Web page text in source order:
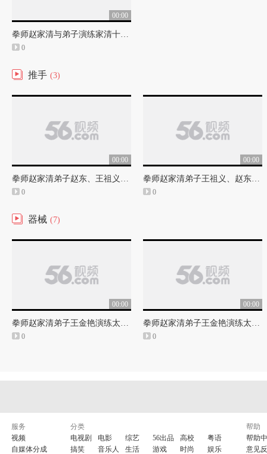
00:00
拳师赵家清与弟子演练家清十八式
0
推手 (3)
00:00
拳师赵家清弟子赵东、王祖义推手（2）
0
00:00
拳师赵家清弟子王祖义、赵东推手（1）
0
器械 (7)
00:00
拳师赵家清弟子王金艳演练太极单刀（正面）
0
00:00
拳师赵家清弟子王金艳演练太极单刀（背面）
0
服务
视频
自媒体分成
分类
电视剧
电影 综艺 56出品 高校
粤语
搞笑
音乐人 生活 游戏 时尚
娱乐
帮助
帮助
意见